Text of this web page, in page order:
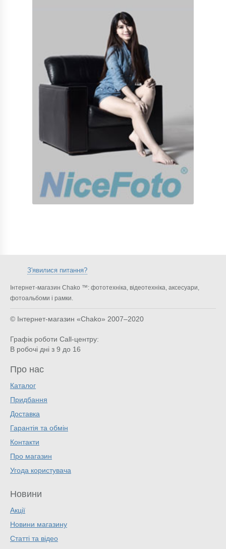
З'явилися питання?
Інтернет-магазин Chako ™: фототехніка, відеотехніка, аксесуари,
фотоальбоми і рамки.
© Інтернет-магазин «Chako» 2007–2020
Графік роботи Call-центру:
В робочі дні з 9 до 16
Про нас
Каталог
Придбання
Доставка
Гарантія та обмін
Контакти
Про магазин
Угода користувача
Новини
Акції
Новини магазину
Статті та відео